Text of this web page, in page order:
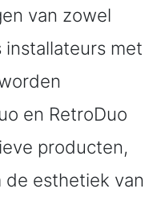
van zowel
met
en RetroDuo
producten,
de esthetiek van